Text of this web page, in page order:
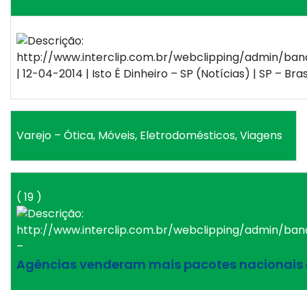
| 12-04-2014 | Isto É Dinheiro – SP (Notícias) | SP –
Varejo – Ótica, Móveis, Eletrodomésticos, Viagens
( 19 )
–
Agências venderam mais pacotes nacionais